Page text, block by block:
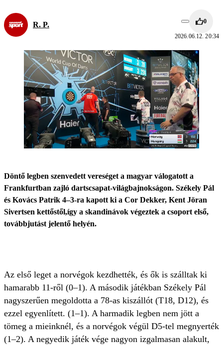
R. P. 0
2026.06.12. 20:34
Döntő legben szenvedett vereséget a magyar válogatott a
Frankfurtban zajló dartscsapat-világbajnokságon. Székely Pál
és Kovács Patrik 4–3-ra kapott ki a Cor Dekker, Kent Jöran
Sivertsen kettőstől,így a skandinávok végeztek a csoport első,
továbbjutást jelentő helyén.
Az első leget a norvégok kezdhették, és ők is szálltak ki
hamarabb 11-ről (0–1). A második játékban Székely Pál
nagyszerűen megoldotta a 78-as kiszállót (T18, D12), és
ezzel egyenlített. (1–1). A harmadik legben nem jött a
tömeg a mieinknél, és a norvégok végül D5-tel megnyerték
(1–2). A negyedik játék vége nagyon izgalmasan alakult,